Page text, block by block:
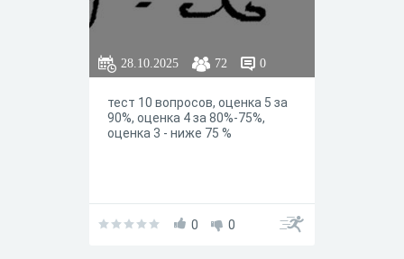
28.10.2025 72 0
тест 10 вопросов, оценка 5 за
90%, оценка 4 за 80%-75%,
оценка 3 - ниже 75 %
0 0